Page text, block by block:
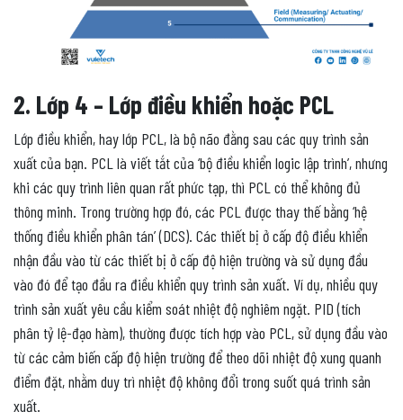
2. Lớp 4 – Lớp điều khiển hoặc PCL
Lớp điều khiển, hay lớp PCL, là bộ não đằng sau các quy trình sản
xuất của bạn. PCL là viết tắt của ‘bộ điều khiển logic lập trình’, nhưng
khi các quy trình liên quan rất phức tạp, thì PCL có thể không đủ
thông minh. Trong trường hợp đó, các PCL được thay thế bằng ‘hệ
thống điều khiển phân tán’ (DCS). Các thiết bị ở cấp độ điều khiển
nhận đầu vào từ các thiết bị ở cấp độ hiện trường và sử dụng đầu
vào đó để tạo đầu ra điều khiển quy trình sản xuất. Ví dụ, nhiều quy
trình sản xuất yêu cầu kiểm soát nhiệt độ nghiêm ngặt. PID (tích
phân tỷ lệ-đạo hàm), thường được tích hợp vào PCL, sử dụng đầu vào
từ các cảm biến cấp độ hiện trường để theo dõi nhiệt độ xung quanh
điểm đặt, nhằm duy trì nhiệt độ không đổi trong suốt quá trình sản
xuất.